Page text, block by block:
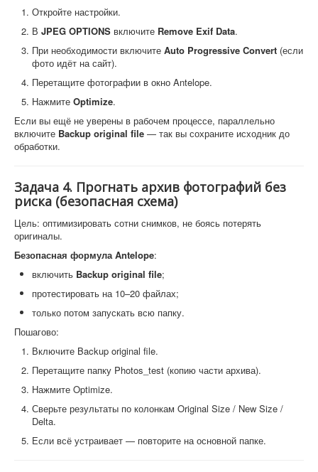
Откройте настройки.
В JPEG OPTIONS включите Remove Exif Data.
При необходимости включите Auto Progressive Convert (если
фото идёт на сайт).
Перетащите фотографии в окно Antelope.
Нажмите Optimize.
Если вы ещё не уверены в рабочем процессе, параллельно
включите Backup original file — так вы сохраните исходник до
обработки.
Задача 4. Прогнать архив фотографий без
риска (безопасная схема)
Цель: оптимизировать сотни снимков, не боясь потерять
оригиналы.
Безопасная формула Antelope:
включить Backup original file;
протестировать на 10–20 файлах;
только потом запускать всю папку.
Пошагово:
Включите Backup original file.
Перетащите папку Photos_test (копию части архива).
Нажмите Optimize.
Сверьте результаты по колонкам Original Size / New Size /
Delta.
Если всё устраивает — повторите на основной папке.